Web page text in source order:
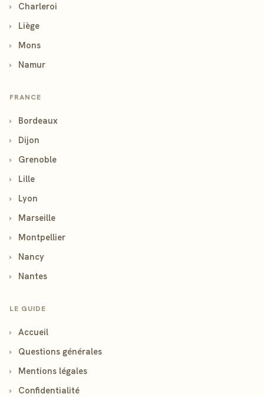
›
Charleroi
›
Liège
›
Mons
›
Namur
FRANCE
›
Bordeaux
›
Dijon
›
Grenoble
›
Lille
›
Lyon
›
Marseille
›
Montpellier
›
Nancy
›
Nantes
LE GUIDE
›
Accueil
›
Questions générales
›
Mentions légales
›
Confidentialité